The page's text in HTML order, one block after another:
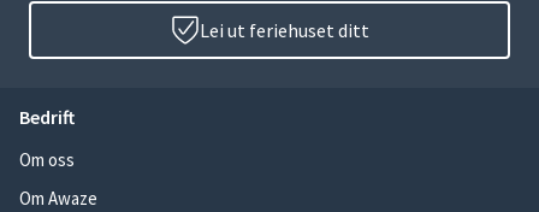
Lei ut feriehuset ditt
Bedrift
Om oss
Om Awaze